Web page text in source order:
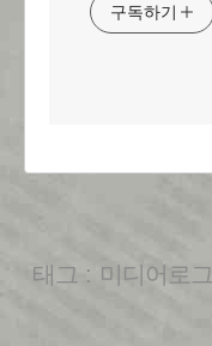
구독하기
태그 : 미디어로그